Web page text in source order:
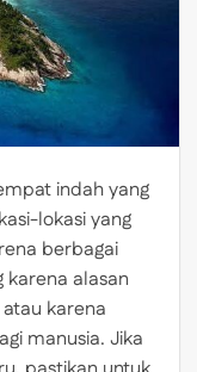
indah yang
lokasi yang
berbagai
alasan
karena
manusia. Jika